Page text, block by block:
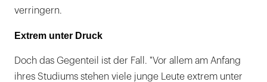
verringern.
Extrem unter Druck
Doch das Gegenteil ist der Fall. "Vor allem am Anfang
ihres Studiums stehen viele junge Leute extrem unter